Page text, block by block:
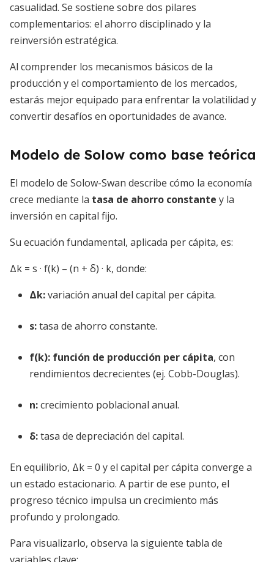
casualidad. Se sostiene sobre dos pilares
complementarios: el ahorro disciplinado y la
reinversión estratégica.
Al comprender los mecanismos básicos de la
producción y el comportamiento de los mercados,
estarás mejor equipado para enfrentar la volatilidad y
convertir desafíos en oportunidades de avance.
Modelo de Solow como base teórica
El modelo de Solow-Swan describe cómo la economía
crece mediante la tasa de ahorro constante y la
inversión en capital fijo.
Su ecuación fundamental, aplicada per cápita, es:
Δk = s · f(k) – (n + δ) · k, donde:
Δk:variación anual del capital per cápita.
s:tasa de ahorro constante.
f(k): función de producción per cápita, con
rendimientos decrecientes (ej. Cobb-Douglas).
n:crecimiento poblacional anual.
δ:tasa de depreciación del capital.
En equilibrio, Δk = 0 y el capital per cápita converge a
un estado estacionario. A partir de ese punto, el
progreso técnico impulsa un crecimiento más
profundo y prolongado.
Para visualizarlo, observa la siguiente tabla de